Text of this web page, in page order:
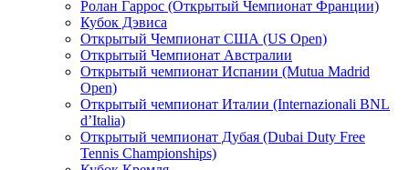
Ролан Гаррос (Открытый Чемпионат Франции)
Кубок Дэвиса
Открытый Чемпионат США (US Open)
Открытый Чемпионат Австралии
Открытый чемпионат Испании (Mutua Madrid
Open)
Открытый чемпионат Италии (Internazionali BNL
d’Italia)
Открытый чемпионат Дубая (Dubai Duty Free
Tennis Championships)